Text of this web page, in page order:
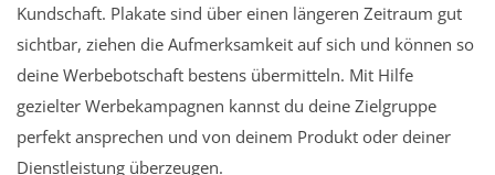
Kundschaft. Plakate sind über einen längeren Zeitraum gut
sichtbar, ziehen die Aufmerksamkeit auf sich und können so
deine Werbebotschaft bestens übermitteln. Mit Hilfe
gezielter Werbekampagnen kannst du deine Zielgruppe
perfekt ansprechen und von deinem Produkt oder deiner
Dienstleistung überzeugen.